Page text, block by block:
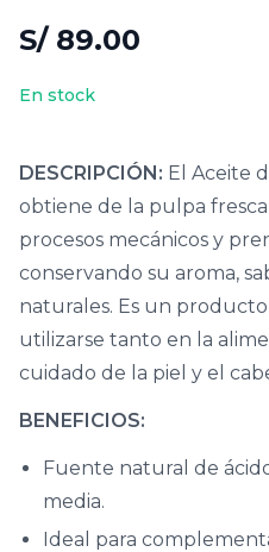
S/ 89.00
En stock
DESCRIPCIÓN: El Aceite
obtiene de la pulpa
procesos mecánicos y
conservando su aroma,
naturales. Es un
utilizarse tanto en la
cuidado de la piel y el
BENEFICIOS:
Fuente natural de
media.
Ideal para